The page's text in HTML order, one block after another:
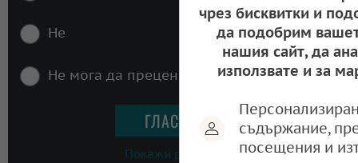
Не
Не мога да преценя
Покажи резултати
чрез бисквитки и
да подобрим
нашия сайт, да
използвате и за
съдържание,
посещения и